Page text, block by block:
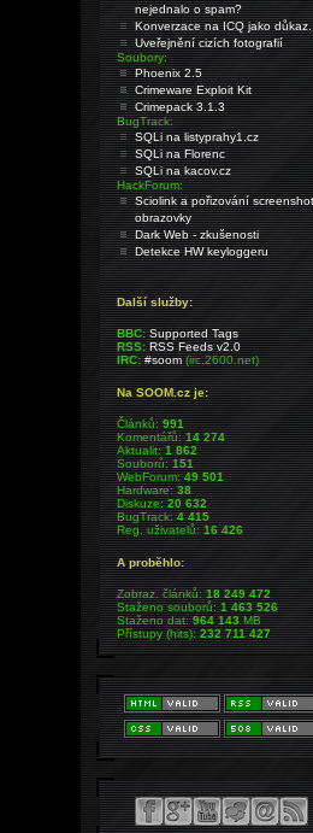
nejednalo o spam?
Konverzace na ICQ jako důkaz.
Uveřejnění cizích fotografií
Soubory:
Phoenix 2.5
Crimeware Exploit Kit
Crimepack 3.1.3
BugTrack:
SQLi na listyprahy1.cz
SQLi na Florenc
SQLi na kacov.cz
HackForum:
Sciolink a pořizování
obrazovky
Dark Web - zkušenosti
Detekce HW keyloggeru
Další služby:
BBC: Supported Tags
RSS: RSS Feeds v2.0
IRC: #soom(irc.2600.net)
Na SOOM.cz je:
Článků:991
Komentářů:14 274
Aktualit:1 862
Souborů:151
WebForum:49 501
Hardware:38
Diskuze:20 632
BugTrack:4 415
Reg. uživatelů:16 426
A proběhlo:
Zobraz. článků:18 249 472
Staženo souborů:1 463 526
Staženo dat:964 143MB
Přístupy (hits):232 711 427